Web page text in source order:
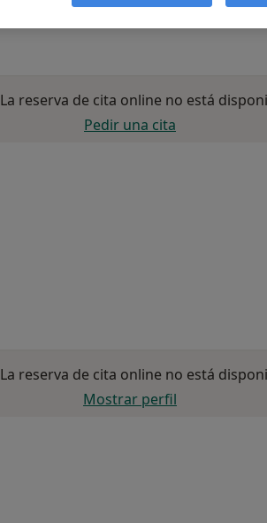
La reserva de cita online no está
Pedir una cita
La reserva de cita online no está
Mostrar perfil